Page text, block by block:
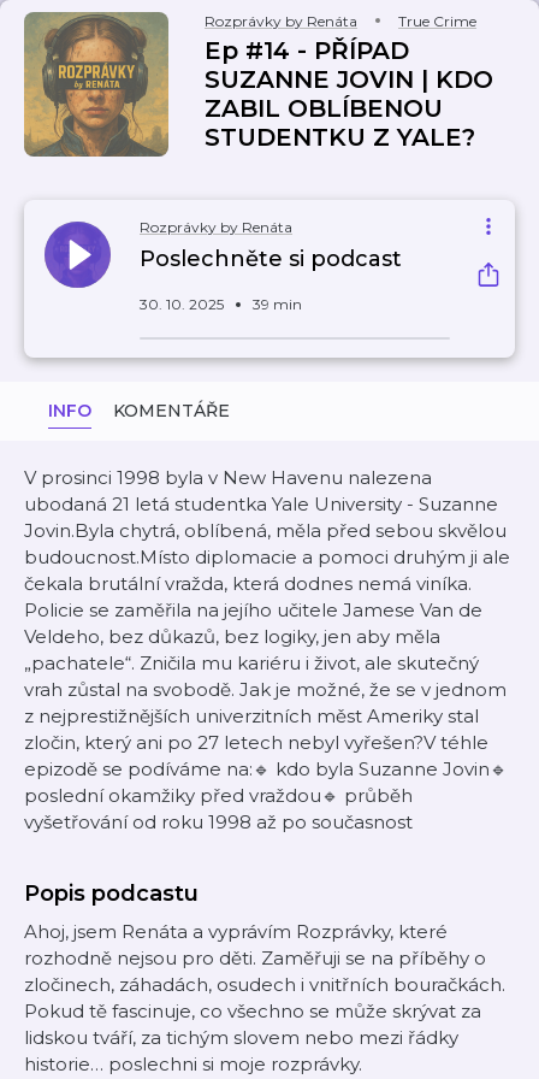
Rozprávky by Renáta True Crime
Ep #14 - PŘÍPAD
SUZANNE JOVIN | KDO
ZABIL OBLÍBENOU
STUDENTKU Z YALE?
Rozprávky by Renáta
Poslechněte si podcast
30. 10. 2025 39 min
INFO KOMENTÁŘE
V prosinci 1998 byla v New Havenu nalezena
ubodaná 21 letá studentka Yale University - Suzanne
Jovin.Byla chytrá, oblíbená, měla před sebou skvělou
budoucnost.Místo diplomacie a pomoci druhým ji ale
čekala brutální vražda, která dodnes nemá viníka.
Policie se zaměřila na jejího učitele Jamese Van de
Veldeho, bez důkazů, bez logiky, jen aby měla
„pachatele“. Zničila mu kariéru i život, ale skutečný
vrah zůstal na svobodě. Jak je možné, že se v jednom
z nejprestižnějších univerzitních měst Ameriky stal
zločin, který ani po 27 letech nebyl vyřešen?V téhle
epizodě se podíváme na:🔹 kdo byla Suzanne Jovin🔹
poslední okamžiky před vraždou🔹 průběh
vyšetřování od roku 1998 až po současnost
Popis podcastu
Ahoj, jsem Renáta a vyprávím Rozprávky, které
rozhodně nejsou pro děti. Zaměřuji se na příběhy o
zločinech, záhadách, osudech i vnitřních bouračkách.
Pokud tě fascinuje, co všechno se může skrývat za
lidskou tváří, za tichým slovem nebo mezi řádky
historie… poslechni si moje rozprávky.